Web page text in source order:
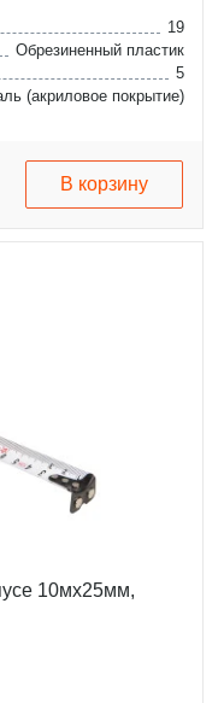
19
Обрезиненный пластик
5
(акриловое покрытие)
В корзину
10мх25мм,